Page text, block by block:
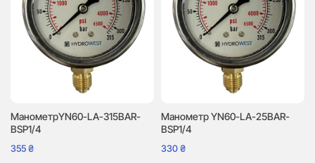
МанометрYN60-LA-315BAR-
BSP1/4
355₴
Манометр YN60-LA-25BAR-
BSP1/4
330₴